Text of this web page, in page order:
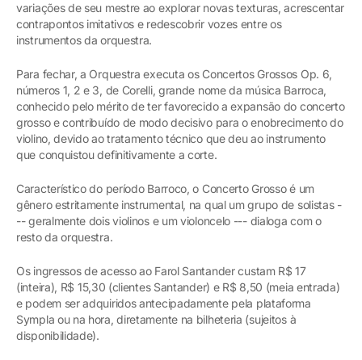
variações de seu mestre ao explorar novas texturas, acrescentar
contrapontos imitativos e redescobrir vozes entre os
instrumentos da orquestra.
Para fechar, a Orquestra executa os Concertos Grossos Op. 6,
números 1, 2 e 3, de Corelli, grande nome da música Barroca,
conhecido pelo mérito de ter favorecido a expansão do concerto
grosso e contribuído de modo decisivo para o enobrecimento do
violino, devido ao tratamento técnico que deu ao instrumento
que conquistou definitivamente a corte.
Característico do período Barroco, o Concerto Grosso é um
gênero estritamente instrumental, na qual um grupo de solistas -
-- geralmente dois violinos e um violoncelo --- dialoga com o
resto da orquestra.
Os ingressos de acesso ao Farol Santander custam R$ 17
(inteira), R$ 15,30 (clientes Santander) e R$ 8,50 (meia entrada)
e podem ser adquiridos antecipadamente pela plataforma
Sympla ou na hora, diretamente na bilheteria (sujeitos à
disponibilidade).